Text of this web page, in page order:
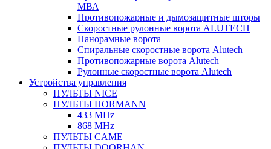
МВА
Противопожарные и дымозащитные шторы
Скоростные рулонные ворота ALUTECH
Панорамные ворота
Спиральные скоростные ворота Alutech
Противопожарные ворота Alutech
Рулонные скоростные ворота Alutech
Устройства управления
ПУЛЬТЫ NICE
ПУЛЬТЫ HORMANN
433 MHz
868 MHz
ПУЛЬТЫ CAME